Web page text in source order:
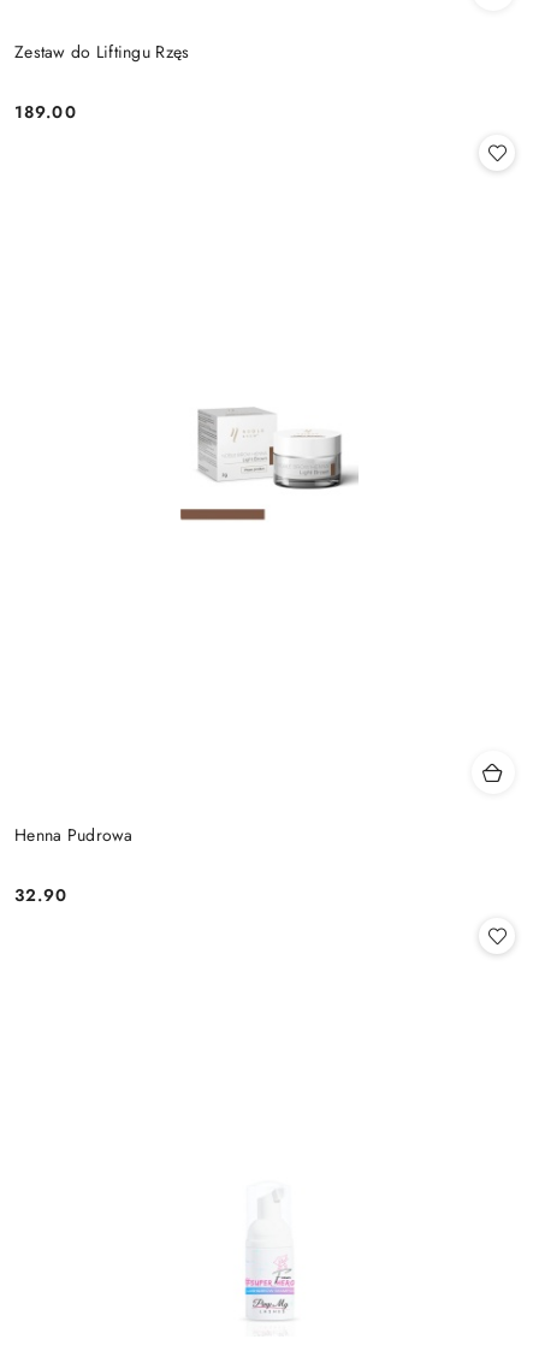
Zestaw do Liftingu Rzęs
Cena:
189.00
Henna Pudrowa
Cena:
32.90